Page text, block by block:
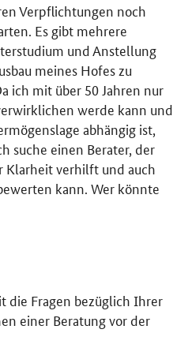
Verpflichtungen noch
Es gibt mehrere
und Anstellung
meines Hofes zu
ich mit über 50 Jahren nur
werde kann und
abhängig ist,
suche einen Berater, der
Klarheit verhilft und auch
kann. Wer könnte
die Fragen bezüglich Ihrer
einer Beratung vor der